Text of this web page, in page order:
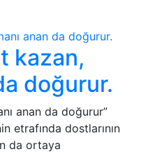
kazan,
doğurur.
anan da doğurur”
etrafında dostlarının
da ortaya